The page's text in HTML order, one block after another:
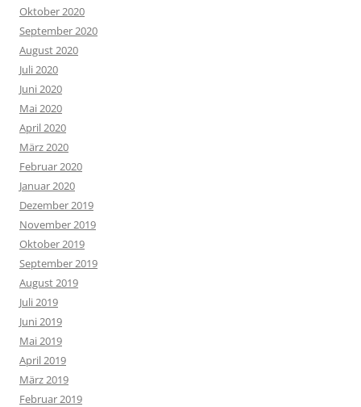
Oktober 2020
September 2020
August 2020
Juli 2020
Juni 2020
Mai 2020
April 2020
März 2020
Februar 2020
Januar 2020
Dezember 2019
November 2019
Oktober 2019
September 2019
August 2019
Juli 2019
Juni 2019
Mai 2019
April 2019
März 2019
Februar 2019